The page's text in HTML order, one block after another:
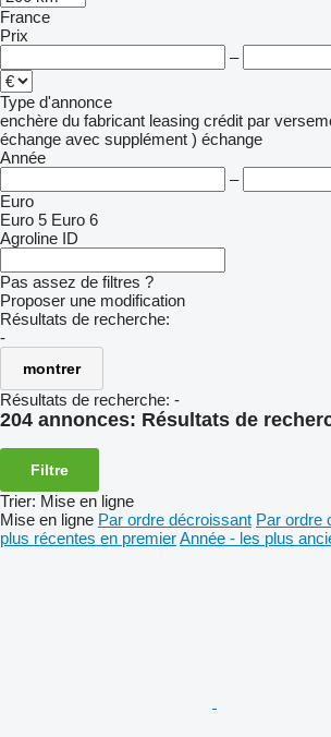
France
Prix
–
Type d'annonce
enchère du fabricant leasing crédit par
échange avec supplément ) échange
Année
–
Euro
Euro 5 Euro 6
Agroline ID
Pas assez de filtres ?
Proposer une modification
Résultats de recherche:
-
montrer
Résultats de recherche: -
204 annonces: Résultats de
Filtre
Trier: Mise en ligne
Mise en ligne Par ordre décroissant Par ordre
plus récentes en premierAnnée - les plus